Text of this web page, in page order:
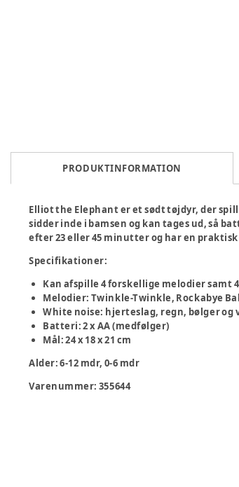
PRODUKTINFORMATION
Elliot the Elephant er et sødt tøjdyr, der
sidder inde i bamsen og kan tages ud, så
efter 23 eller 45 minutter og har en
Specifikationer:
Kan afspille 4 forskellige melodier samt
Melodier: Twinkle-Twinkle, Rockabye
White noise: hjerteslag, regn, bølger og
Batteri: 2 x AA (medfølger)
Mål: 24 x 18 x 21 cm
Alder:6-12 mdr, 0-6 mdr
Varenummer: 355644